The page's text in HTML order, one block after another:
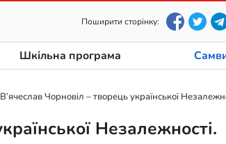
Поширити сторінку:
Шкільна програма
Чорновіл – творець української
Незалежності.